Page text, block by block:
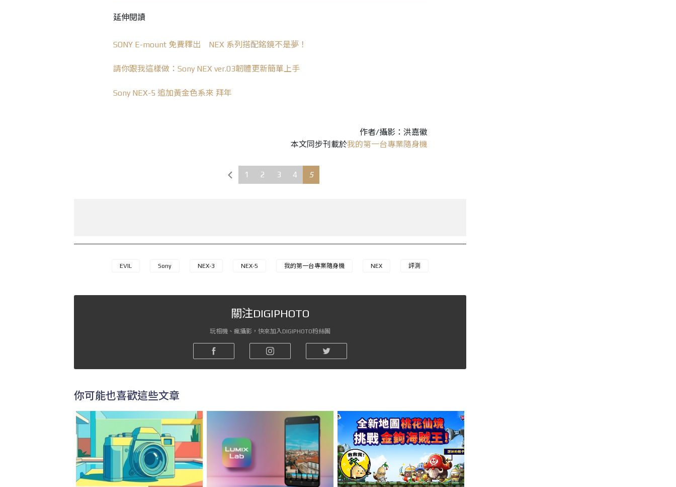
延伸閱讀
SONY E-mount 免費釋出 NEX 系列搭配銘鏡不是夢！
請你跟我這樣做：Sony NEX ver.03韌體更新簡單上手
Sony NEX-5 追加黃金色系來 拜年
作者/攝影：洪嘉徽
本文同步刊載於我的第一台專業隨身機
1 2 3 4 5
EVIL Sony NEX-3 NEX-5 我的第一台專業隨身機 NEX 評測
關注DIGIPHOTO
玩相機、瘋攝影，快來加入DIGIPHOTO粉絲團
你可能也喜歡這些文章